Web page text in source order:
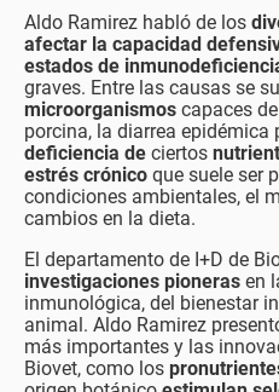
Aldo Ramirez habló de los
afectar la capacidad
estados de
graves. Entre las causas se
microorganismos capaces
porcina, la diarrea epidémica
deficiencia de ciertos
estrés crónico que suele ser
condiciones ambientales, el
cambios en la dieta.
El departamento de I+D de
investigaciones pioneras en
inmunológica, del bienestar
animal. Aldo Ramirez
más importantes y las
Biovet, como los